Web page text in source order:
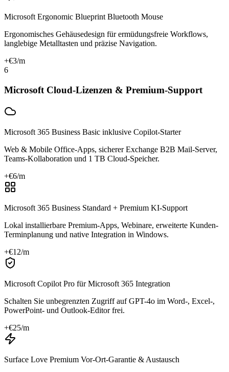
Microsoft Ergonomic Blueprint Bluetooth Mouse
Ergonomisches Gehäusedesign für ermüdungsfreie Workflows,
langlebige Metalltasten und präzise Navigation.
+€3/m
6
Microsoft Cloud-Lizenzen & Premium-Support
Microsoft 365 Business Basic inklusive Copilot-Starter
Web & Mobile Office-Apps, sicherer Exchange B2B Mail-Server,
Teams-Kollaboration und 1 TB Cloud-Speicher.
+€6/m
Microsoft 365 Business Standard + Premium KI-Support
Lokal installierbare Premium-Apps, Webinare, erweiterte Kunden-
Terminplanung und native Integration in Windows.
+€12/m
Microsoft Copilot Pro für Microsoft 365 Integration
Schalten Sie unbegrenzten Zugriff auf GPT-4o im Word-, Excel-,
PowerPoint- und Outlook-Editor frei.
+€25/m
Surface Love Premium Vor-Ort-Garantie & Austausch